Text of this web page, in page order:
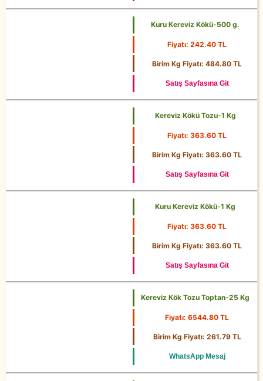
Kuru Kereviz Kökü-500 g.
Fiyatı: 242.40 TL
Birim Kg Fiyatı: 484.80 TL
Satış Sayfasına Git
Kereviz Kökü Tozu-1 Kg
Fiyatı: 363.60 TL
Birim Kg Fiyatı: 363.60 TL
Satış Sayfasına Git
Kuru Kereviz Kökü-1 Kg
Fiyatı: 363.60 TL
Birim Kg Fiyatı: 363.60 TL
Satış Sayfasına Git
Kereviz Kök Tozu Toptan-25 Kg
Fiyatı: 6544.80 TL
Birim Kg Fiyatı: 261.79 TL
WhatsApp Mesaj